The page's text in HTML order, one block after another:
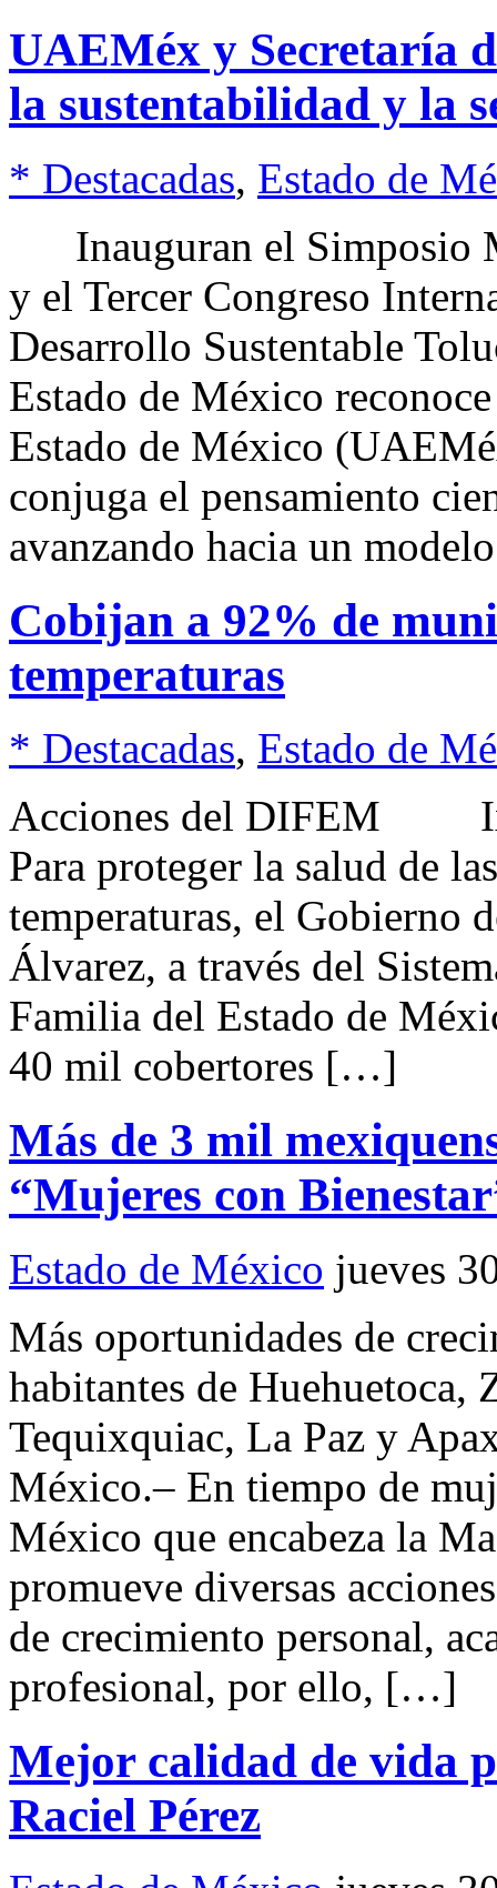
UAEMéx y Secretaría
la sustentabilidad y la
* Destacadas, Estado de
Inauguran el Simposio
y el Tercer Congreso
Desarrollo Sustentable
Estado de México
Estado de México
conjuga el pensamiento
avanzando hacia un
Cobijan a 92% de
temperaturas
* Destacadas, Estado de
Acciones del DIFEM
Para proteger la salud de
temperaturas, el Gobierno
Álvarez, a través del
Familia del Estado de
40 mil cobertores […]
Más de 3 mil
“Mujeres con
Estado de México jueves
Más oportunidades de
habitantes de Huehuetoca,
Tequixquiac, La Paz y
México.– En tiempo de
México que encabeza la
promueve diversas
de crecimiento personal,
profesional, por ello, […]
Mejor calidad de vida
Raciel Pérez